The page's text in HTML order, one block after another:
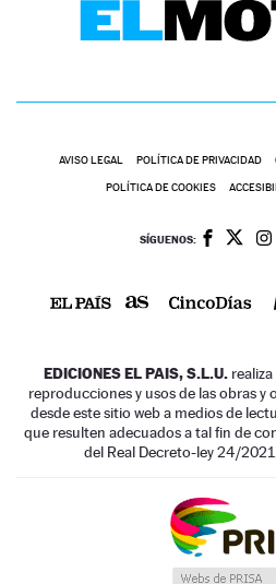
AVISO LEGAL POLÍTICA DE PRIVACIDAD
POLÍTICA DE COOKIES
SÍGUENOS:
EDICIONES EL PAIS, S.L.U.
reproducciones y usos de las obras y
desde este sitio web a medios de
que resulten adecuados a tal fin de
del Real Decreto-ley 24/